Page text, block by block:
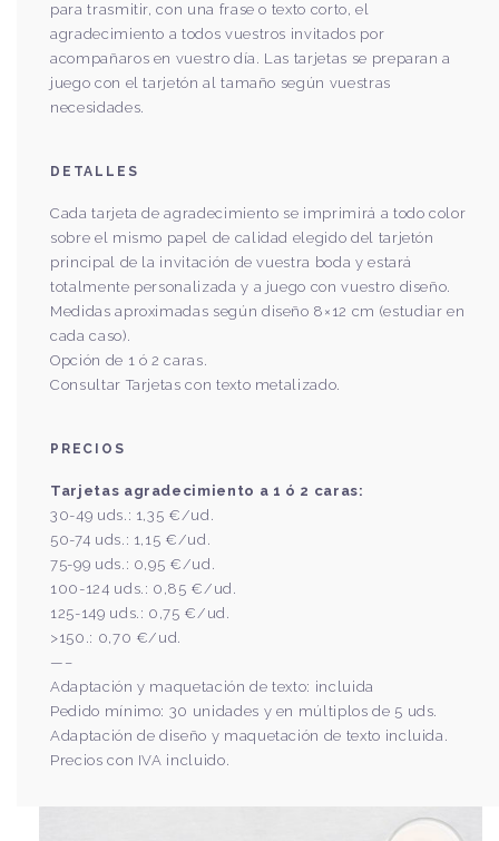
para trasmitir, con una frase o texto corto, el
agradecimiento a todos vuestros invitados por
acompañaros en vuestro día. Las tarjetas se preparan a
juego con el tarjetón al tamaño según vuestras
necesidades.
DETALLES
Cada tarjeta de agradecimiento se imprimirá a todo color
sobre el mismo papel de calidad elegido del tarjetón
principal de la invitación de vuestra boda y estará
totalmente personalizada y a juego con vuestro diseño.
Medidas aproximadas según diseño 8×12 cm (estudiar en
cada caso).
Opción de 1 ó 2 caras.
Consultar Tarjetas con texto metalizado.
PRECIOS
Tarjetas agradecimiento a 1 ó 2 caras:
30-49 uds.: 1,35 €/ud.
50-74 uds.: 1,15 €/ud.
75-99 uds.: 0,95 €/ud.
100-124 uds.: 0,85 €/ud.
125-149 uds.: 0,75 €/ud.
>150.: 0,70 €/ud.
—–
Adaptación y maquetación de texto: incluida
Pedido mínimo: 30 unidades y en múltiplos de 5 uds.
Adaptación de diseño y maquetación de texto incluida.
Precios con IVA incluido.